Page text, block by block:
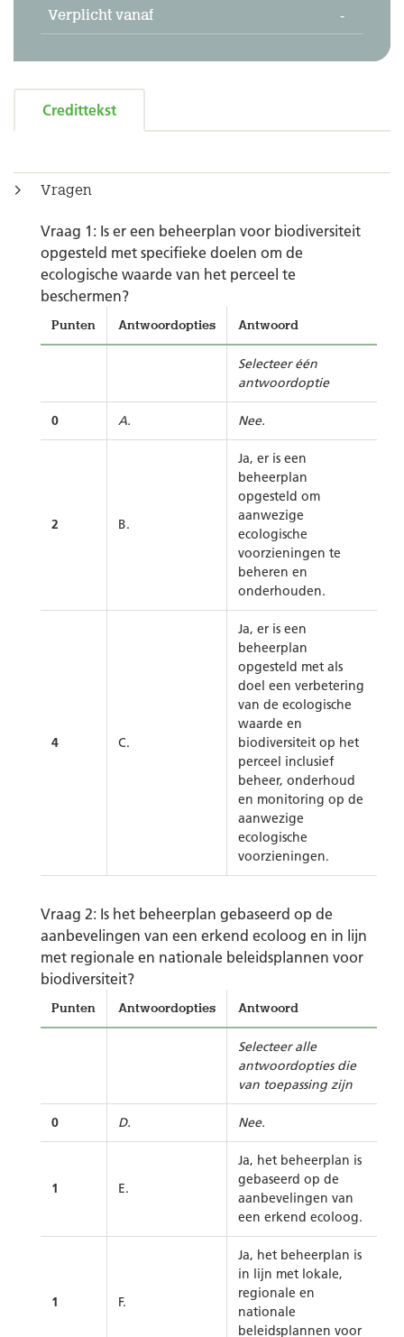
Verplicht vanaf -
Credittekst
Vragen
Vraag 1: Is er een beheerplan voor biodiversiteit
opgesteld met specifieke doelen om de
ecologische waarde van het perceel te
beschermen?
Punten Antwoordopties Antwoord
Selecteer één
antwoordoptie
0 A. Nee.
2 B.
Ja, er is een
beheerplan
opgesteld om
aanwezige
ecologische
voorzieningen te
beheren en
onderhouden.
4 C.
Ja, er is een
beheerplan
opgesteld met als
doel een verbetering
van de ecologische
waarde en
biodiversiteit op het
perceel inclusief
beheer, onderhoud
en monitoring op de
aanwezige
ecologische
voorzieningen.
Vraag 2: Is het beheerplan gebaseerd op de
aanbevelingen van een erkend ecoloog en in lijn
met regionale en nationale beleidsplannen voor
biodiversiteit?
Punten Antwoordopties Antwoord
Selecteer alle
antwoordopties die
van toepassing zijn
0 D. Nee.
1 E.
Ja, het beheerplan is
gebaseerd op de
aanbevelingen van
een erkend ecoloog.
1 F.
Ja, het beheerplan is
in lijn met lokale,
regionale en
nationale
beleidsplannen voor